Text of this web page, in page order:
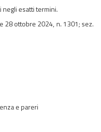
negli esatti termini.
28 ottobre 2024, n. 1301; sez.
e pareri